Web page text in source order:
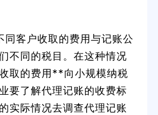
同客户收取的费用与记账公
不同的税目。在这种情况
取的费用**向小规模纳税
要了解代理记账的收费标
实际情况去调查代理记账